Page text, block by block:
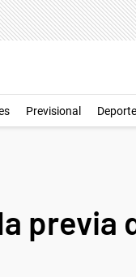
Previsional
previa